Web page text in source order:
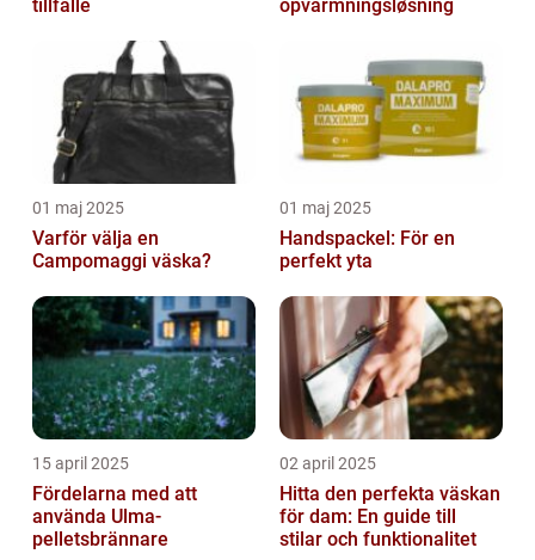
tillfälle
opvarmningsløsning
01 maj 2025
Varför välja en
Campomaggi väska?
01 maj 2025
Handspackel: För en
perfekt yta
15 april 2025
Fördelarna med att
använda Ulma-
pelletsbrännare
02 april 2025
Hitta den perfekta väskan
för dam: En guide till
stilar och funktionalitet